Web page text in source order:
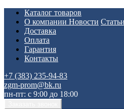
Каталог товаров
О компании Новости Статьи
Доставка
Оплата
Гарантия
Контакты
+7 (383) 235-94-83
zgm-prom@bk.ru
пн-пт: с 9:00 до 18:00